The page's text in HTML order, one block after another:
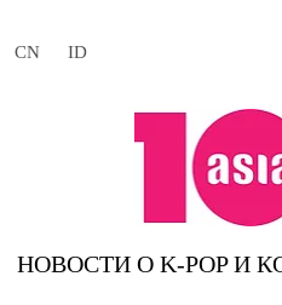
CN ID
НОВОСТИ О K-POP И